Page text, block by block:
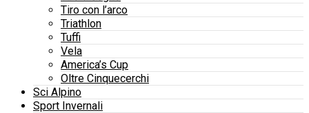
Tiro con l’arco
Triathlon
Tuffi
Vela
America’s Cup
Oltre Cinquecerchi
Sci Alpino
Sport Invernali